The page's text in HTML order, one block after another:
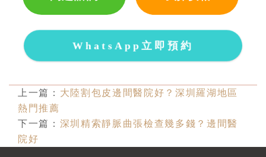
WhatsApp立即預約
上一篇： 大陸割包皮邊間醫院好？深圳羅湖地區
熱門推薦
下一篇： 深圳精索靜脈曲張檢查幾多錢？邊間醫
院好